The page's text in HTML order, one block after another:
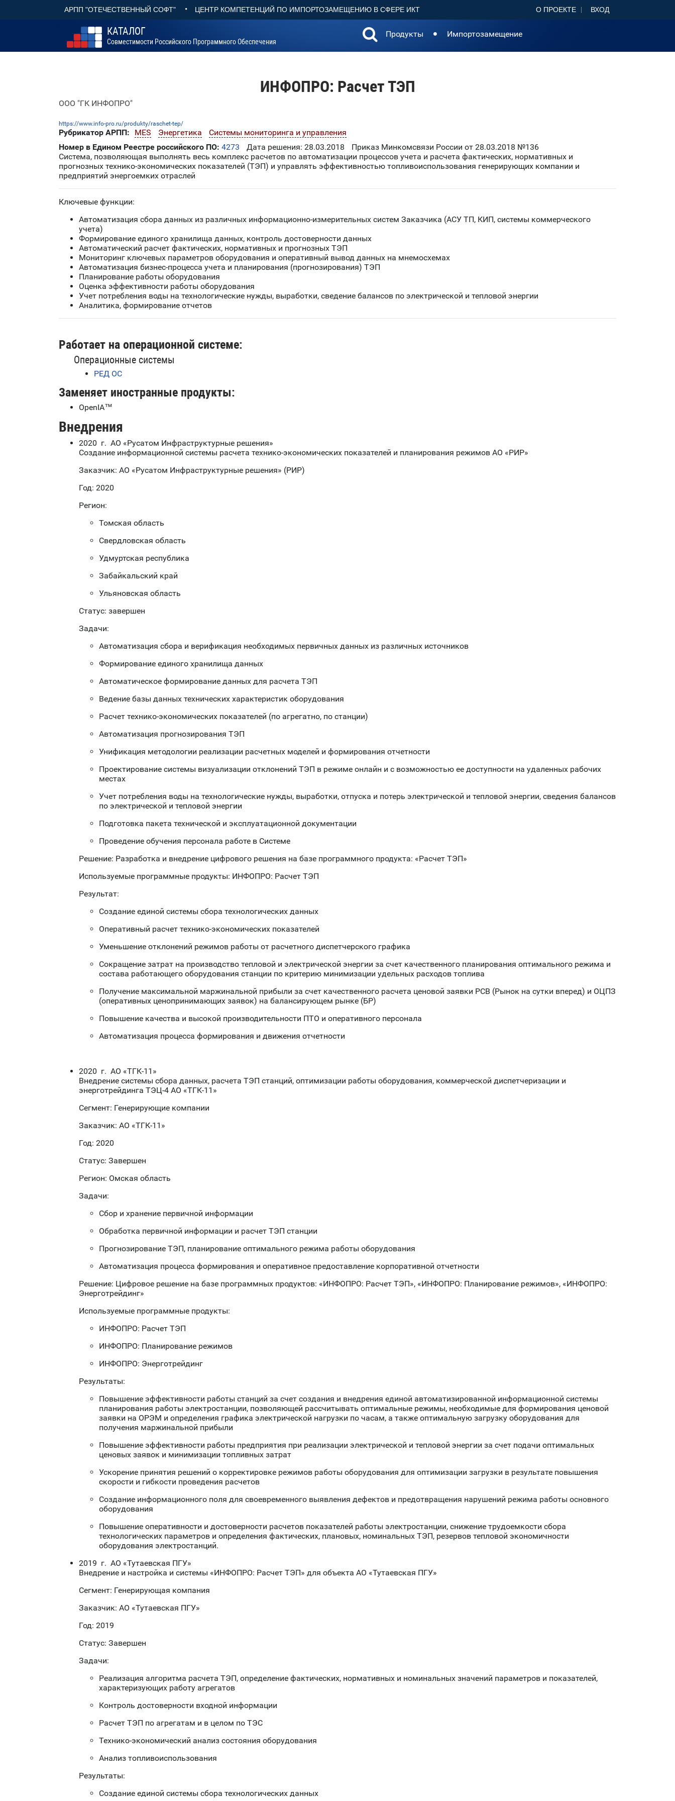
АРПП "ОТЕЧЕСТВЕННЫЙ СОФТ" • ЦЕНТР КОМПЕТЕНЦИЙ ПО ИМПОРТОЗАМЕЩЕНИЮ В СФЕРЕ ИКТ О ПРОЕКТЕ ВХОД
КАТАЛОГ
Совместимости Российского Программного Обеспечения
Продукты Импортозамещение
ИНФОПРО: Расчет ТЭП
ООО "ГК ИНФОПРО"
https://www.info-pro.ru/produkty/raschet-tep/
Рубрикатор АРПП: MES Энергетика
Системы мониторинга и управления
Номер в Едином Реестре российского ПО: 4273 Дата решения: 28.03.2018
Приказ Минкомсвязи России от 28.03.2018 №136
Система, позволяющая выполнять весь комплекс расчетов по автоматизации процессов учета и расчета фактических, нормативных и
прогнозных технико-экономических показателей (ТЭП) и управлять эффективностью топливоиспользования генерирующих компании и
предприятий энергоемких отраслей
Ключевые функции:
Автоматизация сбора данных из различных информационно-измерительных систем Заказчика (АСУ ТП, КИП, системы коммерческого
учета)
Формирование единого хранилища данных, контроль достоверности данных
Автоматический расчет фактических, нормативных и прогнозных ТЭП
Мониторинг ключевых параметров оборудования и оперативный вывод данных на мнемосхемах
Автоматизация бизнес-процесса учета и планирования (прогнозирования) ТЭП
Планирование работы оборудования
Оценка эффективности работы оборудования
Учет потребления воды на технологические нужды, выработки, сведение балансов по электрической и тепловой энергии
Аналитика, формирование отчетов
Работает на операционной системе:
Операционные системы
РЕД ОС
Заменяет иностранные продукты:
OpenIA™
Внедрения
2020 г. АО «Русатом Инфраструктурные решения»
Создание информационной системы расчета технико-экономических показателей и планирования режимов АО «РИР»
Заказчик: АО «Русатом Инфраструктурные решения» (РИР)
Год: 2020
Регион:
Томская область
Свердловская область
Удмуртская республика
Забайкальский край
Ульяновская область
Статус: завершен
Задачи:
Автоматизация сбора и верификация необходимых первичных данных из различных источников
Формирование единого хранилища данных
Автоматическое формирование данных для расчета ТЭП
Ведение базы данных технических характеристик оборудования
Расчет технико-экономических показателей (по агрегатно, по станции)
Автоматизация прогнозирования ТЭП
Унификация методологии реализации расчетных моделей и формирования отчетности
Проектирование системы визуализации отклонений ТЭП в режиме онлайн и с возможностью ее доступности на удаленных рабочих
местах
Учет потребления воды на технологические нужды, выработки, отпуска и потерь электрической и тепловой энергии, сведения балансов
по электрической и тепловой энергии
Подготовка пакета технической и эксплуатационной документации
Проведение обучения персонала работе в Системе
Решение: Разработка и внедрение цифрового решения на базе программного продукта: «Расчет ТЭП»
Используемые программные продукты: ИНФОПРО: Расчет ТЭП
Результат:
Создание единой системы сбора технологических данных
Оперативный расчет технико-экономических показателей
Уменьшение отклонений режимов работы от расчетного диспетчерского графика
Сокращение затрат на производство тепловой и электрической энергии за счет качественного планирования оптимального режима и
состава работающего оборудования станции по критерию минимизации удельных расходов топлива
Получение максимальной маржинальной прибыли за счет качественного расчета ценовой заявки РСВ (Рынок на сутки вперед) и ОЦПЗ
(оперативных ценопринимающих заявок) на балансирующем рынке (БР)
Повышение качества и высокой производительности ПТО и оперативного персонала
Автоматизация процесса формирования и движения отчетности
2020 г. АО «ТГК-11»
Внедрение системы сбора данных, расчета ТЭП станций, оптимизации работы оборудования, коммерческой диспетчеризации и
энерготрейдинга ТЭЦ-4 АО «ТГК-11»
Сегмент: Генерирующие компании
Заказчик: АО «ТГК-11»
Год: 2020
Статус: Завершен
Регион: Омская область
Задачи:
Сбор и хранение первичной информации
Обработка первичной информации и расчет ТЭП станции
Прогнозирование ТЭП, планирование оптимального режима работы оборудования
Автоматизация процесса формирования и оперативное предоставление корпоративной отчетности
Решение: Цифровое решение на базе программных продуктов: «ИНФОПРО: Расчет ТЭП», «ИНФОПРО: Планирование режимов», «ИНФОПРО:
Энерготрейдинг»
Используемые программные продукты:
ИНФОПРО: Расчет ТЭП
ИНФОПРО: Планирование режимов
ИНФОПРО: Энерготрейдинг
Результаты:
Повышение эффективности работы станций за счет создания и внедрения единой автоматизированной информационной системы
планирования работы электростанции, позволяющей рассчитывать оптимальные режимы, необходимые для формирования ценовой
заявки на ОРЭМ и определения графика электрической нагрузки по часам, а также оптимальную загрузку оборудования для
получения маржинальной прибыли
Повышение эффективности работы предприятия при реализации электрической и тепловой энергии за счет подачи оптимальных
ценовых заявок и минимизации топливных затрат
Ускорение принятия решений о корректировке режимов работы оборудования для оптимизации загрузки в результате повышения
скорости и гибкости проведения расчетов
Создание информационного поля для своевременного выявления дефектов и предотвращения нарушений режима работы основного
оборудования
Повышение оперативности и достоверности расчетов показателей работы электростанции, снижение трудоемкости сбора
технологических параметров и определения фактических, плановых, номинальных ТЭП, резервов тепловой экономичности
оборудования электростанций.
2019 г. АО «Тутаевская ПГУ»
Внедрение и настройка и системы «ИНФОПРО: Расчет ТЭП» для объекта АО «Тутаевская ПГУ»
Сегмент: Генерирующая компания
Заказчик: АО «Тутаевская ПГУ»
Год: 2019
Статус: Завершен
Задачи:
Реализация алгоритма расчета ТЭП, определение фактических, нормативных и номинальных значений параметров и показателей,
характеризующих работу агрегатов
Контроль достоверности входной информации
Расчет ТЭП по агрегатам и в целом по ТЭС
Технико-экономический анализ состояния оборудования
Анализ топливоиспользования
Результаты:
Создание единой системы сбора технологических данных